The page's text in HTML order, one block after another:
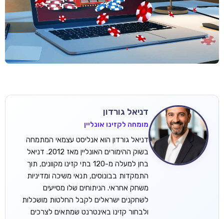
דניאל גורדון
מומחה לקזינו אונליין
דניאל גורדון הוא אנליסט עצמאי המתמחה
בשוק ההימורים האונליין מאז 2012. דניאל
בחן למעלה מ-120 בתי קזינו מקוונים, תוך
התמקדות בבונוסים, תנאי משיכה ומדיניות
משחק אחראי. הניתוחים שלו מסייעים
לשחקנים ישראלים לקבל החלטות מושכלות
ולבחור קזינו באינטרנט שמתאים לצרכים